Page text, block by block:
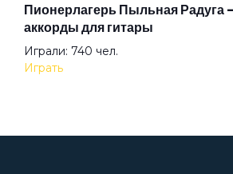
Дверь в тёмную комнату
Двор
Аккорды для начинающих играть
легкие и простые песни на гитаре
Просмотров: 23255 чел.
Перейти
Пионерлагерь Пыльная Радуга
аккорды для гитары
Играли: 740 чел.
Играть